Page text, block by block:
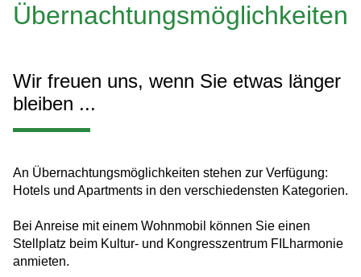
Übernachtungsmöglichkeiten
Wir freuen uns, wenn Sie etwas länger
bleiben ...
An Übernachtungsmöglichkeiten stehen zur Verfügung:
Hotels und Apartments in den verschiedensten Kategorien.
Bei Anreise mit einem Wohnmobil können Sie einen
Stellplatz beim Kultur- und Kongresszentrum FILharmonie
anmieten.